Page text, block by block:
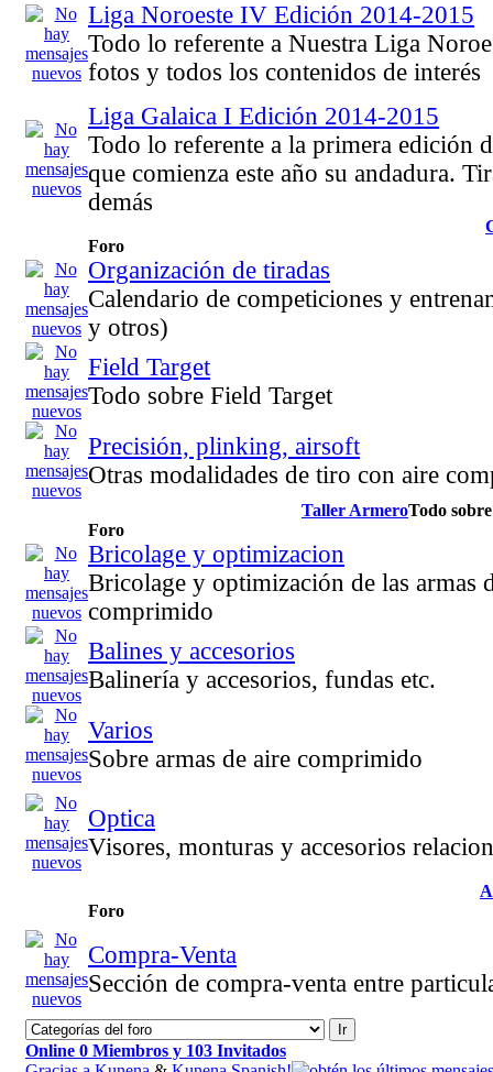
Liga Noroeste IV Edición 2014-2015
Todo lo referente a Nuestra Liga
fotos y todos los contenidos de interés
Liga Galaica I Edición 2014-2015
Todo lo referente a la primera edición
que comienza este año su andadura.
demás
Foro
Organización de tiradas
Calendario de competiciones y
y otros)
Field Target
Todo sobre Field Target
Precisión, plinking, airsoft
Otras modalidades de tiro con aire
Taller ArmeroTodo
Foro
Bricolage y optimizacion
Bricolage y optimización de las armas
comprimido
Balines y accesorios
Balinería y accesorios, fundas etc.
Varios
Sobre armas de aire comprimido
Optica
Visores, monturas y accesorios
Foro
Compra-Venta
Sección de compra-venta entre
Online 0 Miembros y 103 Invitados